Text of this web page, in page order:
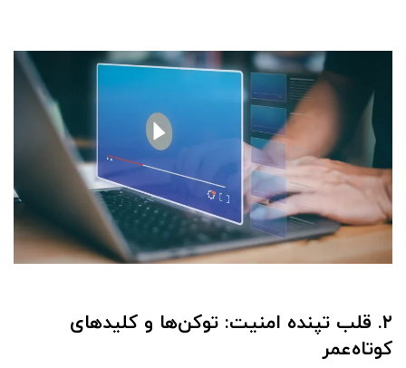
۲. قلب تپنده امنیت: توکن‌ها و کلیدهای
کوتاه‌عمر